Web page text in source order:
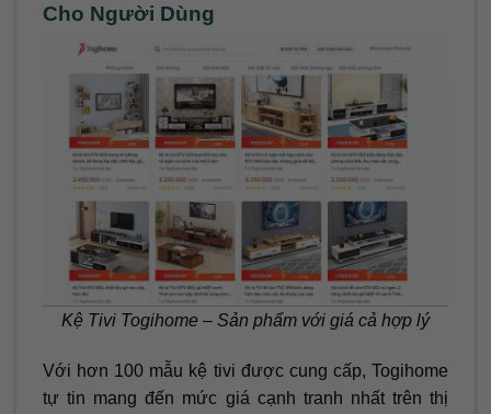
Cho Người Dùng
Kệ Tivi Togihome – Sản phẩm với giá cả hợp lý
Với hơn 100 mẫu kệ tivi được cung cấp, Togihome
tự tin mang đến mức giá cạnh tranh nhất trên thị